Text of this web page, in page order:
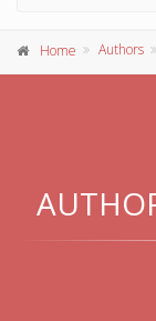
Home Authors